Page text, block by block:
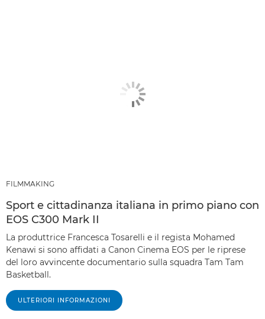
FILMMAKING
Sport e cittadinanza italiana in primo piano con
EOS C300 Mark II
La produttrice Francesca Tosarelli e il regista Mohamed
Kenawi si sono affidati a Canon Cinema EOS per le riprese
del loro avvincente documentario sulla squadra Tam Tam
Basketball.
ULTERIORI INFORMAZIONI